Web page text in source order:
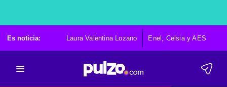
Es noticia: Laura Valentina Lozano Enel, Celsia y AES